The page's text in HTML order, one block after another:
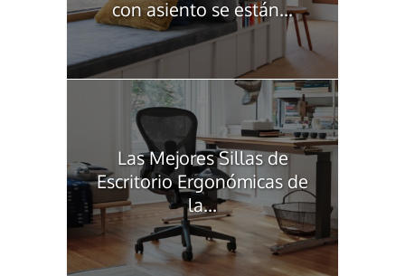
con asiento se están...
Las Mejores Sillas de
Escritorio Ergonómicas de
la...